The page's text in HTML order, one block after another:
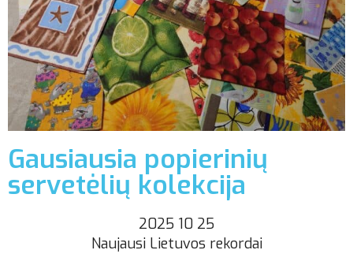
Gausiausia popierinių
servetėlių kolekcija
2025 10 25
Naujausi Lietuvos rekordai